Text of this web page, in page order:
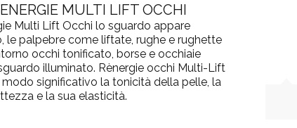
MULTI LIFT OCCHI
Multi Lift Occhi lo sguardo appare
le palpebre come liftate, rughe e rughette
occhi tonificato, borse e occhiaie
illuminato. Rènergie occhi Multi-Lift
significativo la tonicità della pelle, la
e la sua elasticità.